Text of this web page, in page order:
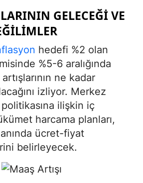
GELECEĞI VE
hedefi %2 olan
%5-6 aralığında
ne kadar
izliyor. Merkez
politikasına ilişkin iç
harcama planları,
ücret-fiyat
belirleyecek.